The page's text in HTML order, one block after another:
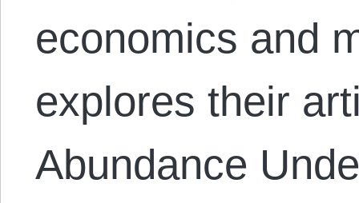
economics and
explores their
Abundance